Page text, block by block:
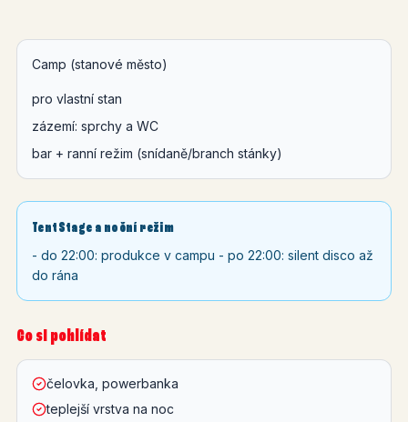
Camp (stanové město)
pro vlastní stan
zázemí: sprchy a WC
bar + ranní režim (snídaně/branch stánky)
TentStage a noční režim
- do 22:00: produkce v campu - po 22:00: silent disco až
do rána
Co si pohlídat
čelovka, powerbanka
teplejší vrstva na noc